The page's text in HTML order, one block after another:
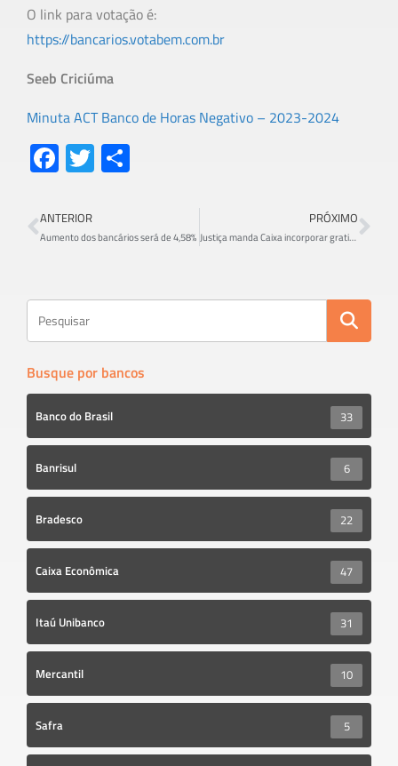
O link para votação é:
https://bancarios.votabem.com.br
Seeb Criciúma
Minuta ACT Banco de Horas Negativo – 2023-2024
Fa
ce
b
o
T
wi
er e
ANTERIOR
Aumento dos bancários será de 4,58%
PRÓXIMO
Justiça manda Caixa incorporar gratificação de função aos salários
Busque por bancos
Banco do Brasil 33
Banrisul 6
Bradesco 22
Caixa Econômica 47
Itaú Unibanco 31
Mercantil 10
Safra 5